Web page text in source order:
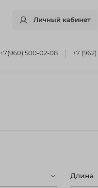
Личный кабинет
+7(960) 500-02-08 +7
Длина